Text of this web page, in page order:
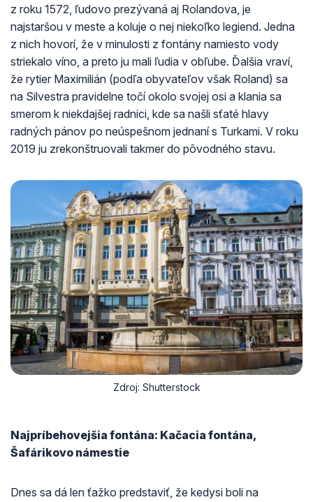
z roku 1572, ľudovo prezývaná aj Rolandova, je
najstaršou v meste a koluje o nej niekoľko legiend. Jedna
z nich hovorí, že v minulosti z fontány namiesto vody
striekalo víno, a preto ju mali ľudia v obľube. Ďalšia vraví,
že rytier Maximilián (podľa obyvateľov však Roland) sa
na Silvestra pravidelne točí okolo svojej osi a klania sa
smerom k niekdajšej radnici, kde sa našli sťaté hlavy
radných pánov po neúspešnom jednaní s Turkami. V roku
2019 ju zrekonštruovali takmer do pôvodného stavu.
Zdroj: Shutterstock
Najpríbehovejšia fontána: Kačacia fontána,
Šafárikovo námestie
Dnes sa dá len ťažko predstaviť, že kedysi boli na